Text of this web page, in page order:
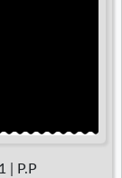
| P.P